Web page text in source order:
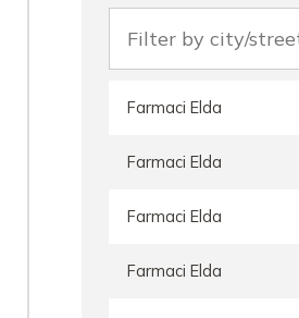
Farmaci Elda
Farmaci Elda
Farmaci Elda
Farmaci Elda